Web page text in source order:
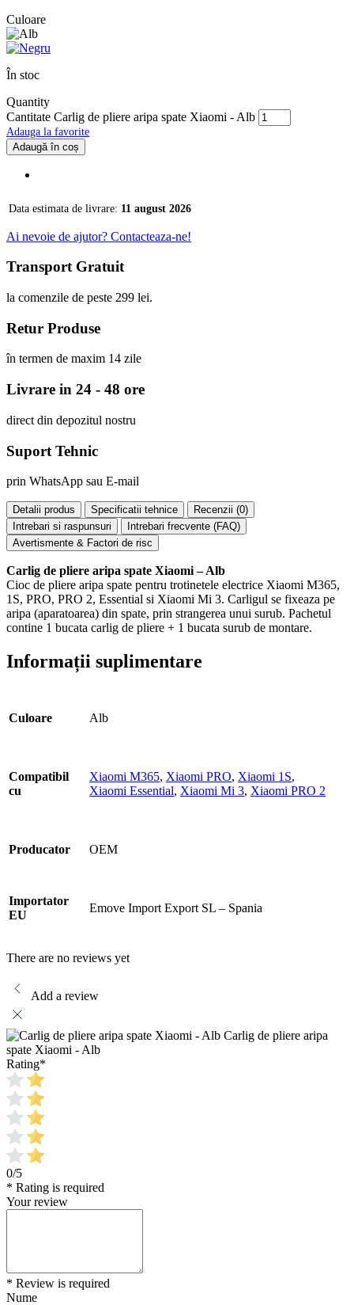
Culoare
În stoc
Quantity
Cantitate Carlig de pliere aripa spate Xiaomi - Alb
Adauga la favorite
Adaugă în coș
Data estimata de livrare: 11 august 2026
Ai nevoie de ajutor? Contacteaza-ne!
Transport Gratuit
la comenzile de peste 299 lei.
Retur Produse
în termen de maxim 14 zile
Livrare in 24 - 48 ore
direct din depozitul nostru
Suport Tehnic
prin WhatsApp sau E-mail
Detalii produs Specificatii tehnice Recenzii (0)
Intrebari si raspunsuri
Intrebari frecvente (FAQ)
Avertismente & Factori de risc
Carlig de pliere aripa spate Xiaomi – Alb
Cioc de pliere aripa spate pentru trotinetele electrice Xiaomi M365,
1S, PRO, PRO 2, Essential si Xiaomi Mi 3. Carligul se fixeaza pe
aripa (aparatoarea) din spate, prin strangerea unui surub. Pachetul
contine 1 bucata carlig de pliere + 1 bucata surub de montare.
Informații suplimentare
Culoare Alb
Compatibil
cu
Xiaomi M365, Xiaomi PRO, Xiaomi 1S,
Xiaomi Essential, Xiaomi Mi 3, Xiaomi PRO 2
Producator OEM
Importator
EU
Emove Import Export SL – Spania
There are no reviews yet
Add a review
Carlig de pliere aripa
spate Xiaomi - Alb
Rating*
0/5
* Rating is required
Your review
* Review is required
Nume